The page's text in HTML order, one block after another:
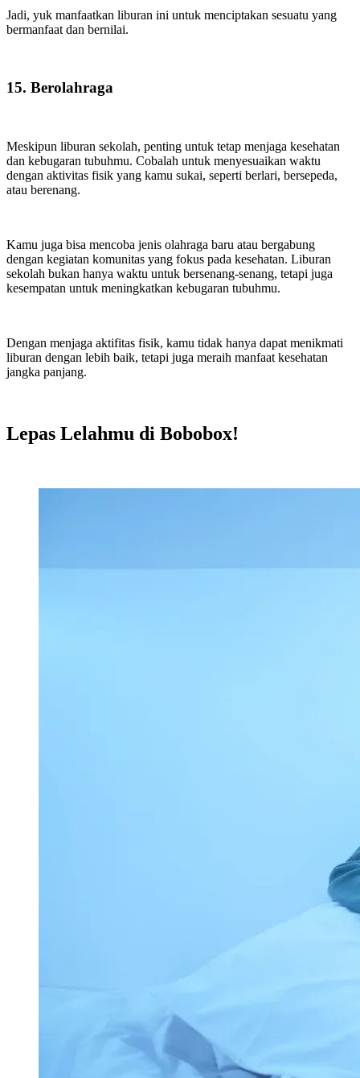
Jadi, yuk manfaatkan liburan ini untuk menciptakan sesuatu yang
bermanfaat dan bernilai.
15. Berolahraga
Meskipun liburan sekolah, penting untuk tetap menjaga kesehatan
dan kebugaran tubuhmu. Cobalah untuk menyesuaikan waktu
dengan aktivitas fisik yang kamu sukai, seperti berlari, bersepeda,
atau berenang.
Kamu juga bisa mencoba jenis olahraga baru atau bergabung
dengan kegiatan komunitas yang fokus pada kesehatan. Liburan
sekolah bukan hanya waktu untuk bersenang-senang, tetapi juga
kesempatan untuk meningkatkan kebugaran tubuhmu.
Dengan menjaga aktifitas fisik, kamu tidak hanya dapat menikmati
liburan dengan lebih baik, tetapi juga meraih manfaat kesehatan
jangka panjang.
Lepas Lelahmu di Bobobox!